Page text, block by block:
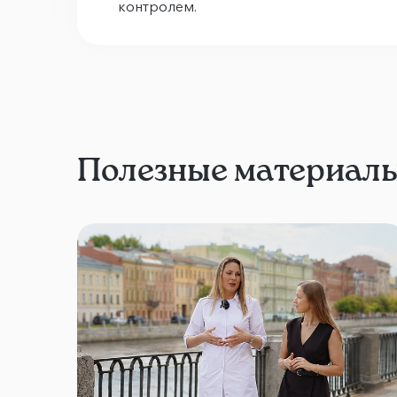
контролем.
Полезные